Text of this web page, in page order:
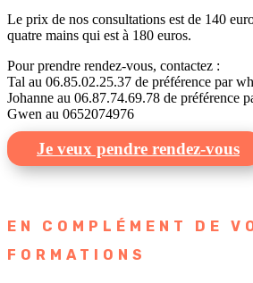
Le prix de nos consultations est de 140
quatre mains qui est à 180 euros.
Pour prendre rendez-vous, contactez :
Tal au 06.85.02.25.37 de préférence par
Johanne au 06.87.74.69.78 de préférence
Gwen au 0652074976
Je veux pendre rendez-vous
EN COMPLÉMENT DE
FORMATIONS